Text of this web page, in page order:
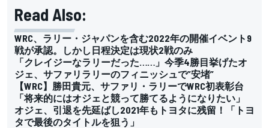
Read Also:
WRC、ラリー・ジャパンを含む2022年の開催イベント9
戦が承認。しかし日程決定は現状2戦のみ
「クレイジーなラリーだった……」今季4勝目挙げたオ
ジェ、サファリラリーのフィニッシュで”安堵”
【WRC】勝田貴元、サファリ・ラリーでWRC初表彰台
「将来的にはオジェと競って勝てるようになりたい」
オジェ、引退を先延ばし2021年もトヨタに残留！「トヨ
タで最後のタイトルを狙う」